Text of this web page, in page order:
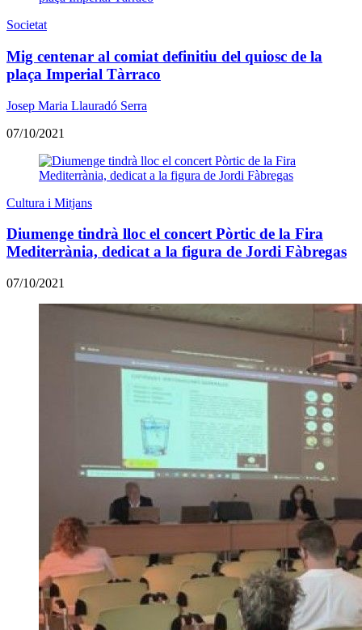
Societat
Mig centenar al comiat definitiu del quiosc de la
plaça Imperial Tàrraco
Josep Maria Llauradó Serra
07/10/2021
Cultura i Mitjans
Diumenge tindrà lloc el concert Pòrtic de la Fira
Mediterrània, dedicat a la figura de Jordi Fàbregas
07/10/2021